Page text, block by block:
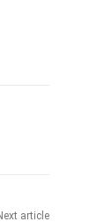
article